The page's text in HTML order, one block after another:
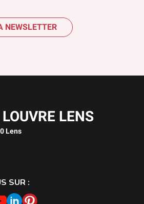
NEWSLETTER
LENS
Lens
SUR :